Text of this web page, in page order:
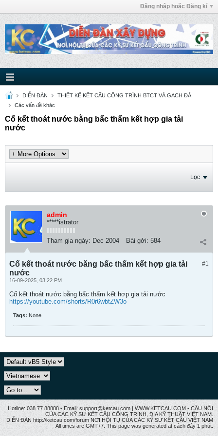
Đăng nhập hoặc Đăng kí
DIỄN ĐÀN
THIẾT KẾ KẾT CẤU CÔNG TRÌNH BTCT VÀ GẠCH ĐÁ
Các vấn đề khác
Cố kết thoát nước bằng bấc thấm kết hợp gia tải
nước
Lọc
admin
*****istrator
Tham gia ngày: Dec 2004 Bài gởi: 584
#1
Cố kết thoát nước bằng bấc thấm kết hợp gia tải
nước
16-09-2025, 03:22 PM
Cố kết thoát nước bằng bấc thấm kết hợp gia tải nước
https://youtube.com/shorts/R0r6wbtZW3o
Tags: None
Hotline: 038.77 88888 - Email: support@ketcau.com | WWW.KETCAU.COM - CẦU NỐI
CỦA CÁC KỸ SƯ KẾT CẤU CÔNG TRÌNH, ĐỊA KỸ THUẬT VIỆT NAM.
DIỄN ĐÀN http://ketcau.com/forum NƠI HỘI TỤ CỦA CÁC KỸ SƯ KẾT CÂU VIỆT NAM
All times are GMT+7. This page was generated at cách đây 1 phút.